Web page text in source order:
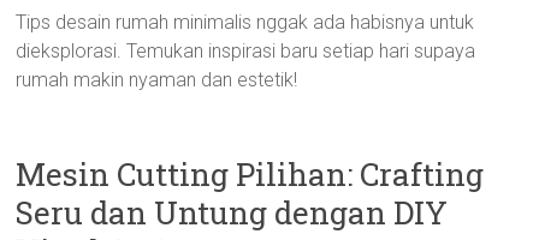
Tips desain rumah minimalis nggak ada habisnya untuk
dieksplorasi. Temukan inspirasi baru setiap hari supaya
rumah makin nyaman dan estetik!
Mesin Cutting Pilihan: Crafting
Seru dan Untung dengan DIY